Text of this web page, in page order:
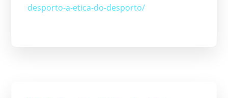
desporto-a-etica-do-desporto/